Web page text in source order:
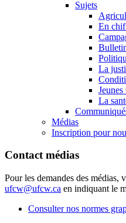
Sujets
En
La
La
Médias
Inscription pour
Contact médias
Pour les demandes des médias,
ufcw@ufcw.ca en indiquant le
Consulter nos normes